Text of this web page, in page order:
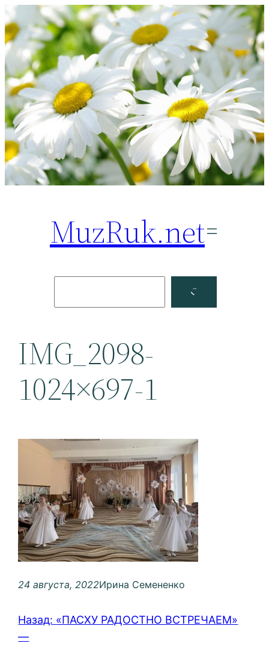
Перейти
к
содержимому
MuzRuk.net
Facebook
IMG_2098-
1024×697-1
24 августа, 2022Ирина Семененко
Назад: «ПАСХУ РАДОСТНО ВСТРЕЧАЕМ»
—